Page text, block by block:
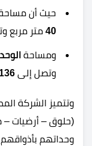
حيث أن
40 متر مربع
ومساحة
وتصل إلى 136
وتتميز الشركة
(حلوق – أرضيات –
وحداتهم